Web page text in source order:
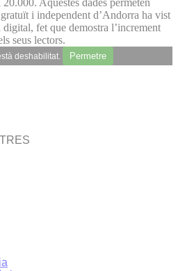
i independent d’Andorra ha vist
fet que demostra l’increment
seus lectors.
deshabilitat. Permetre